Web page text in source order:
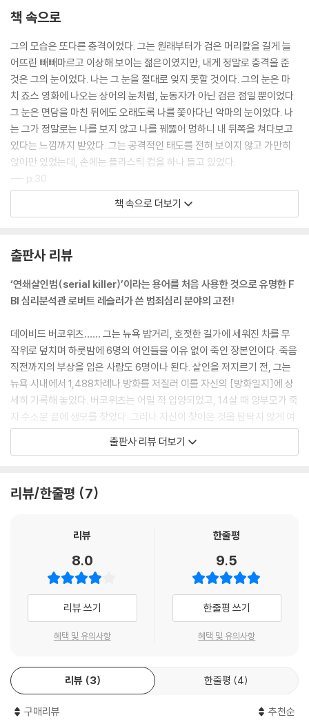
FBI에 온 심령술사
영화 〈양들의 침묵〉의 실제 모델
범인 측의 증인에 서다
여전히 계속되는 괴물과의 싸움
책 속으로
그의 모습은 또다른 충격이었다. 그는 원래부터가 검은 머리칼을 길게 늘
어뜨린 빼빼마르고 이상해 보이는 젊은이였지만, 내게 정말로 충격을 준
것은 그의 눈이었다. 나는 그 눈을 절대로 잊지 못할 것이다. 그의 눈은 마
치 죠스 영화에 나오는 상어의 눈처럼, 눈동자가 아닌 검은 점일 뿐이었다.
그 눈은 면담을 마친 뒤에도 오래도록 나를 쫓아다닌 악마의 눈이었다. 나
는 그가 정말로는 나를 보지 않고 나를 꿰뚫어 멍하니 내 뒤쪽을 쳐다보고
있다는 느낌까지 받았다. 그는 공격적인 태도를 전혀 보이지 않고 가만히
앉아만 있었는데, 손에는 플라스틱 컵을 하나 들고 있었다.
--- p.30
범인상 분석을 배우는 일은 흉악범, 특히 연쇄살인범들의 생각을 이해하려
다. 살인범, 강간범, 유괴범들은 그들의 범죄에서 금전적 이득을 추구하는
것이 아니라 엉뚱하지만 때로는 이해할 수 있는 방법으로 정서적 만족을
추구한다. 때문에 그들은 통상적인 범죄자들과 다르고, 그 때문에 나는 그
--- p.42
그러나 일반인은 연쇄살인범을 그렇게 보지 않는다. 대부분의 사람들은 그
런 범인을 지킬 박사와 하이드 같은 인물로 여긴다---여느날에는 정상이
었다가 보름달이 떠오르면 광기에 사로잡혀 머리칼이 자라고 송곳니가 튀
어나오고 다른 희생자를 찾아나서게 될 거라는, 그러나 연쇄살인범들은 절
대 그런 게 아니다. 그들은 환상에 사로잡혀 있고, 그들의 마음 속에는 환상
의 일부가 되어 다음번 살인을 부추기는, 충족되지 못한 경험 같은 것이 있
다. 그것이 연쇄살인범이라는 용어 뒤에 숨은 진정한 의미이다.
가르쳐줄 수 있었다. 내가 전문적인 모임에 참석하고 나중에는 연사로 초
대를 받아 경찰관이 아닌 사람들과 함께 일을 하면서 시야가 더욱더 넓어
진 것이 사실이었다. 심리학자들, 정신병학자들, 흉폭한 범죄의 희생자들
을 적극적으로 돌보는 사람들, 그리고 정신 건강을 다루는 다른 전문가들
을 만남으로써 나는 독자적으로 하고 있던 연구에 더 깊이 파고들 수 있는
계기를 얻었다.
그것은 면담을 끝내기에는 멋진 말이었지만, 나는 그 말을 믿지 않았고, 지
금도 믿지 않는다. 어떤 여자도 그의 문제를 풀어주거나 살인을 막을 수는
없었을 것이다. 사실 그에게는 부적당한 점이 너무도 많다. 그리고 그의 문
책 속으로 더보기
출판사 리뷰
‘연쇄살인범(serial killer)’이라는 용어를 처음 사용한 것으로 유명한 F
BI 심리분석관 로버트 레슬러가 쓴 범죄심리 분야의 고전!
데이비드 버코위츠…… 그는 뉴욕 밤거리, 호젓한 길가에 세워진 차를 무
작위로 덮치며 하룻밤에 6명의 여인들을 이유 없이 죽인 장본인이다. 죽음
직전까지의 부상을 입은 사람도 6명이나 된다. 살인을 저지르기 전, 그는
뉴욕 시내에서 1,488차례나 방화를 저질러 이를 자신의 [방화일지]에 상
세히 기록해 놓았다. 버코위츠는 어릴 적 입양되었고, 14살 때 양부모가 죽
자 수소문 끝에 생모를 찾았다. 그러나 자신이 찾아온 것을 탐탁지 않게 여
기는 생모와 누이들을 보고 충격을 받게 된다. 그때부터 그는 생모, 즉 여자
에 대한 증오심을 키웠고 이것이 더욱 확대되어 폭력적이고 파괴적인 성
듀안 샘플즈…… 마음에 두고 있던 여인이 자신의 사랑을 받아주지 않자 그
과 피가 그 주변에 흘러넘치고 있었다는 끔찍한 증언을 하였다. 함께 있던
살 수 있었다. 샘플즈는 스탠퍼드 대학 심리학과를 장학생으로 입학한 자
로, 지능지수도 상위 5퍼센트 내에 들었으며, 경찰과의 면담 때도 놀라운
논리력으로 자신을 변호하였다.
테드 번디…… 특별히 ‘자기 취향에 맞는’ 얼굴 유형을 갖고 있는 여자들만
후에도 시체를 욕보이는 만행을 서슴지 않았다. 살인자로 변하기 전의 그
는 조신한 법학생. 그러나 재정적 지원이 끊긴 이후 법학 공부를 그만두게
된 ‘범행 전 스트레스’에 시달린 그는 스스로의 욕구불만을 여자에 대한 강
간 및 살인으로 해소하였다. 하지만 그가 법학 공부를 계속했다 하더라도,
출판사 리뷰 더보기
리뷰/한줄평 7
리뷰
8.0
리뷰 쓰기
혜택 및 유의사항
한줄평
9.5
한줄평 쓰기
혜택 및 유의사항
리뷰 3 한줄평 4
구매리뷰 추천순